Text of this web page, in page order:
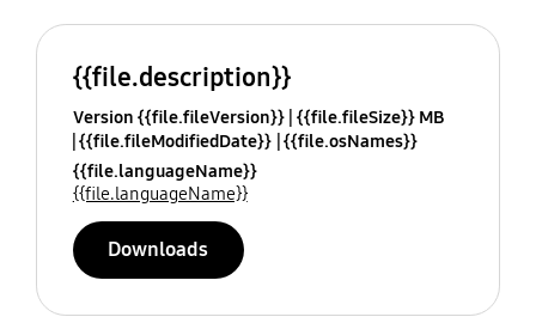
{{file.description}}
Version {{file.fileVersion}} {{file.fileSize}} MB
{{file.fileModifiedDate}} {{file.osNames}}
{{file.languageName}}
{{file.languageName}}
Downloads